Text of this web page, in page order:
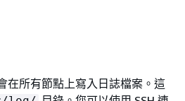
在所有節點上寫入日誌檔案。這